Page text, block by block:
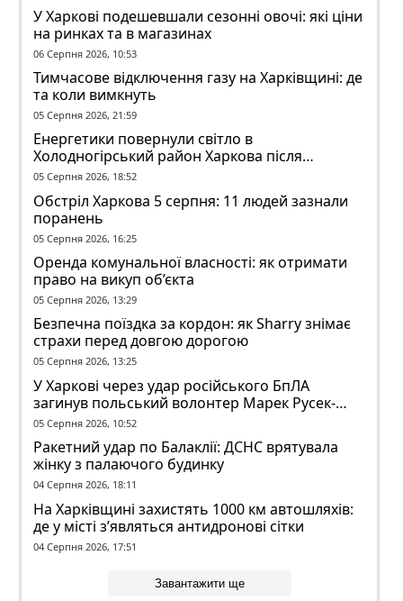
У Харкові подешевшали сезонні овочі: які ціни
на ринках та в магазинах
06 Серпня 2026, 10:53
Тимчасове відключення газу на Харківщині: де
та коли вимкнуть
05 Серпня 2026, 21:59
Енергетики повернули світло в
Холодногірський район Харкова після
ворожого обстрілу
05 Серпня 2026, 18:52
Обстріл Харкова 5 серпня: 11 людей зазнали
поранень
05 Серпня 2026, 16:25
Оренда комунальної власності: як отримати
право на викуп об’єкта
05 Серпня 2026, 13:29
Безпечна поїздка за кордон: як Sharry знімає
страхи перед довгою дорогою
05 Серпня 2026, 13:25
У Харкові через удар російського БпЛА
загинув польський волонтер Марек Русек-
Вольський
05 Серпня 2026, 10:52
Ракетний удар по Балаклії: ДСНС врятувала
жінку з палаючого будинку
04 Серпня 2026, 18:11
На Харківщині захистять 1000 км автошляхів:
де у місті з’являться антидронові сітки
04 Серпня 2026, 17:51
Завантажити ще